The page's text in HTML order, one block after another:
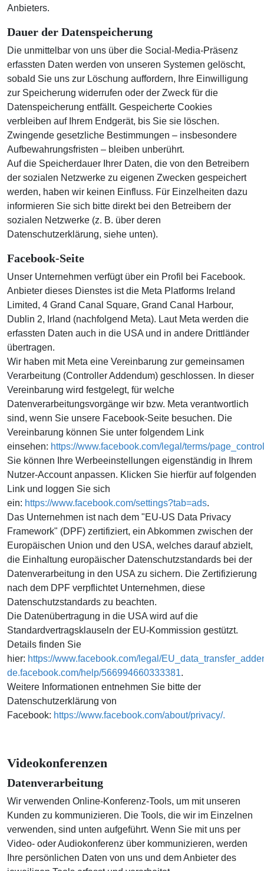
Anbieters.
Dauer der Datenspeicherung
Die unmittelbar von uns über die Social-Media-Präsenz
erfassten Daten werden von unseren Systemen gelöscht,
sobald Sie uns zur Löschung auffordern, Ihre Einwilligung
zur Speicherung widerrufen oder der Zweck für die
Datenspeicherung entfällt. Gespeicherte Cookies
verbleiben auf Ihrem Endgerät, bis Sie sie löschen.
Zwingende gesetzliche Bestimmungen – insbesondere
Aufbewahrungsfristen – bleiben unberührt.
Auf die Speicherdauer Ihrer Daten, die von den Betreibern
der sozialen Netzwerke zu eigenen Zwecken gespeichert
werden, haben wir keinen Einfluss. Für Einzelheiten dazu
informieren Sie sich bitte direkt bei den Betreibern der
sozialen Netzwerke (z. B. über deren
Datenschutzerklärung, siehe unten).
Facebook-Seite
Unser Unternehmen verfügt über ein Profil bei Facebook.
Anbieter dieses Dienstes ist die Meta Platforms Ireland
Limited, 4 Grand Canal Square, Grand Canal Harbour,
Dublin 2, Irland (nachfolgend Meta). Laut Meta werden die
erfassten Daten auch in die USA und in andere Drittländer
übertragen.
Wir haben mit Meta eine Vereinbarung zur gemeinsamen
Verarbeitung (Controller Addendum) geschlossen. In dieser
Vereinbarung wird festgelegt, für welche
Datenverarbeitungsvorgänge wir bzw. Meta verantwortlich
sind, wenn Sie unsere Facebook-Seite besuchen. Die
Vereinbarung können Sie unter folgendem Link
einsehen: https://www.facebook.com/legal/terms/
Sie können Ihre Werbeeinstellungen eigenständig in Ihrem
Nutzer-Account anpassen. Klicken Sie hierfür auf folgenden
Link und loggen Sie sich
ein: https://www.facebook.com/settings?tab=ads.
Das Unternehmen ist nach dem "EU-US Data Privacy
Framework" (DPF) zertifiziert, ein Abkommen zwischen der
Europäischen Union und den USA, welches darauf abzielt,
die Einhaltung europäischer Datenschutzstandards bei der
Datenverarbeitung in den USA zu sichern. Die Zertifizierung
nach dem DPF verpflichtet Unternehmen, diese
Datenschutzstandards zu beachten.
Die Datenübertragung in die USA wird auf die
Standardvertragsklauseln der EU-Kommission gestützt.
Details finden Sie
hier: https://www.facebook.com/legal/
de.facebook.com/help/566994660333381.
Weitere Informationen entnehmen Sie bitte der
Datenschutzerklärung von
Facebook: https://www.facebook.com/about/privacy/.​
Videokonferenzen
Datenverarbeitung
Wir verwenden Online-Konferenz-Tools, um mit unseren
Kunden zu kommunizieren. Die Tools, die wir im Einzelnen
verwenden, sind unten aufgeführt. Wenn Sie mit uns per
Video- oder Audiokonferenz über kommunizieren, werden
Ihre persönlichen Daten von uns und dem Anbieter des